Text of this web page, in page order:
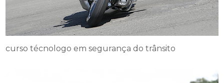
curso técnologo em segurança do trânsito